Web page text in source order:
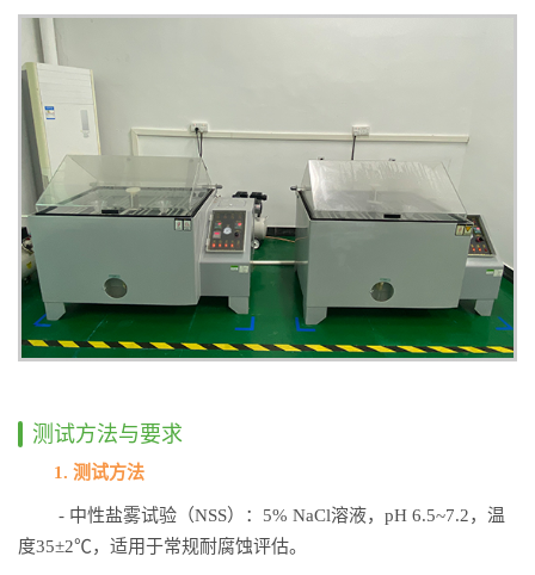
测试方法与要求
1. 测试方法
- 中性盐雾试验（NSS）：5% NaCl溶液，pH 6.5~7.2，温
度35±2℃，适用于常规耐腐蚀评估。